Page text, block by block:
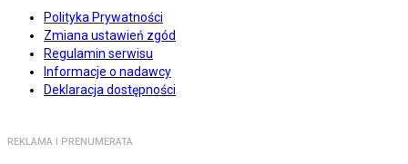
Polityka Prywatności
Zmiana ustawień zgód
Regulamin serwisu
Informacje o nadawcy
Deklaracja dostępności
REKLAMA I PRENUMERATA